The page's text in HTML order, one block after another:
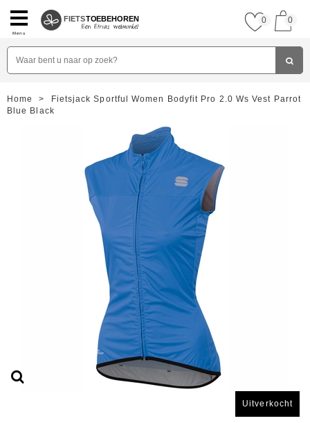
Menu
FIETSTOEBEHOREN 0 0
Home >
Fietsjack Sportful Women Bodyfit Pro 2.0 Ws Vest Parrot
Blue Black
Uitverkocht